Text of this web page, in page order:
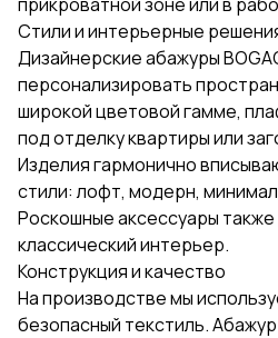
Стили и интерьерные
Дизайнерские абажуры
персонализировать
широкой цветовой гамме,
под отделку квартиры или
Изделия гармонично
стили: лофт, модерн,
Роскошные аксессуары
классический интерьер.
Конструкция и качество
На производстве мы
безопасный текстиль.